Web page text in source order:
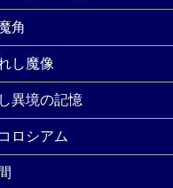
角
し魔像
異境の記憶
ロシアム